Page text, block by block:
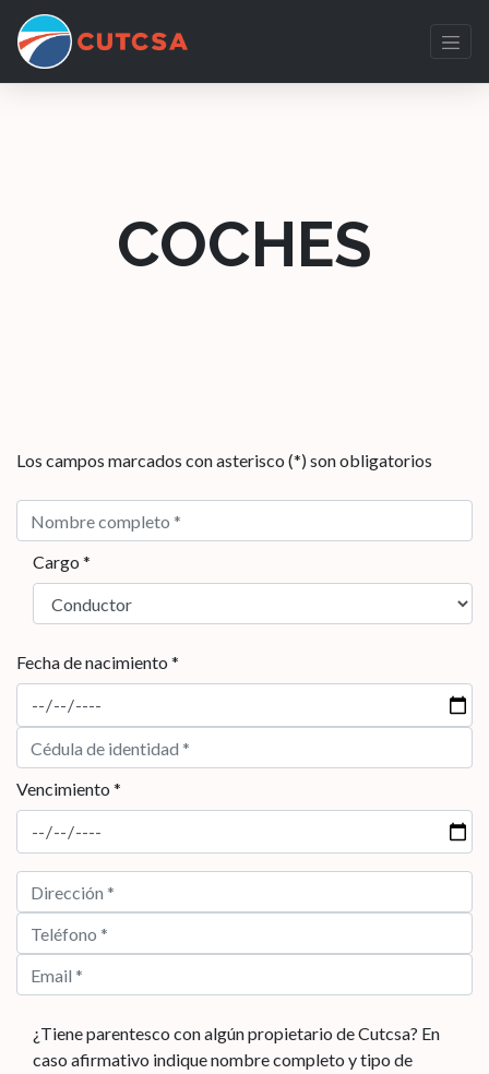
COCHES
Los campos marcados con asterisco (*) son obligatorios
Cargo *
Fecha de nacimiento *
Vencimiento *
¿Tiene parentesco con algún propietario de Cutcsa? En
caso afirmativo indique nombre completo y tipo de